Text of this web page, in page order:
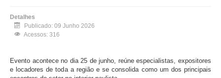
Detalhes
Publicado: 09 Junho 2026
Acessos: 316
Evento acontece no dia 25 de junho, reúne especialistas, expositores
e locadores de toda a região e se consolida como um dos principais